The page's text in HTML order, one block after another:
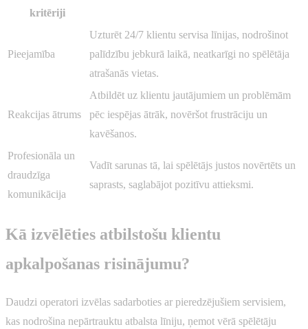
kritēriji
Pieejamība
Uzturēt 24/7 klientu servisa līnijas, nodrošinot
palīdzību jebkurā laikā, neatkarīgi no spēlētāja
atrašanās vietas.
Reakcijas ātrums
Atbildēt uz klientu jautājumiem un problēmām
pēc iespējas ātrāk, novēršot frustrāciju un
kavēšanos.
Profesionāla un
draudzīga
komunikācija
Vadīt sarunas tā, lai spēlētājs justos novērtēts un
saprasts, saglabājot pozitīvu attieksmi.
Kā izvēlēties atbilstošu klientu
apkalpošanas risinājumu?
Daudzi operatori izvēlas sadarboties ar pieredzējušiem servisiem,
kas nodrošina nepārtrauktu atbalsta līniju, ņemot vērā spēlētāju